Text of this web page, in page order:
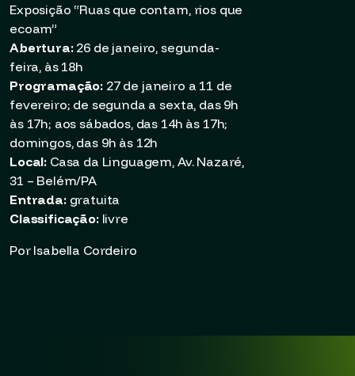
Exposição “Ruas que contam, rios que
ecoam”
Abertura:26 de janeiro, segunda-
feira, às 18h
Programação: 27 de janeiro a 11 de
fevereiro; de segunda a sexta, das 9h
às 17h; aos sábados, das 14h às 17h;
domingos, das 9h às 12h
Local: Casa da Linguagem, Av. Nazaré,
31 – Belém/PA
Entrada:gratuita
Classificação:livre
Por Isabella Cordeiro